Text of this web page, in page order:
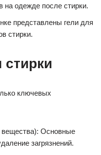
на одежде после стирки.
представлены гели для
стирки.
стирки
ключевых
вещества): Основные
загрязнений.